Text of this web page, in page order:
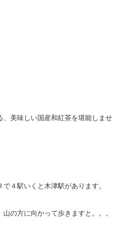
、美味しい国産和紅茶を堪能しませ
４駅いくと木津駅があります。
の方に向かって歩きますと。。。